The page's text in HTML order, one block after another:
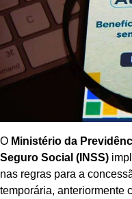
O Ministério da
Seguro Social (INSS)
nas regras para a
temporária, anteriormente